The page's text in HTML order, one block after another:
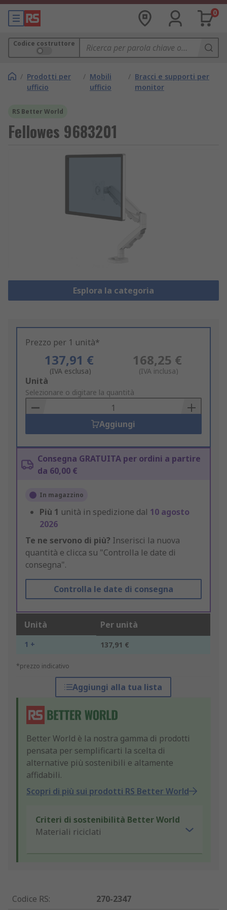
0
Codice costruttore
/ Prodotti per
ufficio
/ Mobili
ufficio
/ Bracci e supporti per
monitor
RS Better World
Fellowes 9683201
Esplora la categoria
Prezzo per 1 unità*
137,91 €
(IVA esclusa)
168,25 €
(IVA inclusa)
Add
to
Basket
Unità
Selezionare o digitare la quantità
Aggiungi
Consegna GRATUITA per ordini a partire
da 60,00 €
In magazzino
Più 1 unità in spedizione dal 10 agosto
2026
Te ne servono di più? Inserisci la nuova
quantità e clicca su "Controlla le date di
consegna".
Controlla le date di consegna
Unità Per unità
1 + 137,91 €
*prezzo indicativo
Aggiungi alla tua lista
Better World è la nostra gamma di prodotti
pensata per semplificarti la scelta di
alternative più sostenibili e altamente
affidabili.
Scopri di più sui prodotti RS Better World
Criteri di sostenibilità Better World
Materiali riciclati
Codice RS: 270-2347